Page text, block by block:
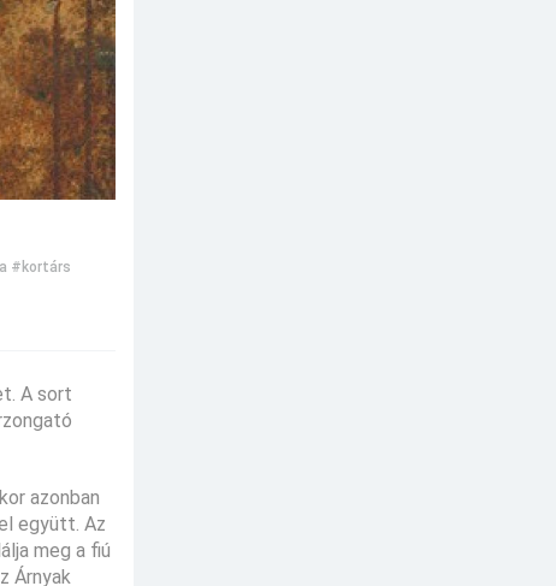
#kortárs
A sort
azonban
együtt. Az
meg a fiú
Árnyak